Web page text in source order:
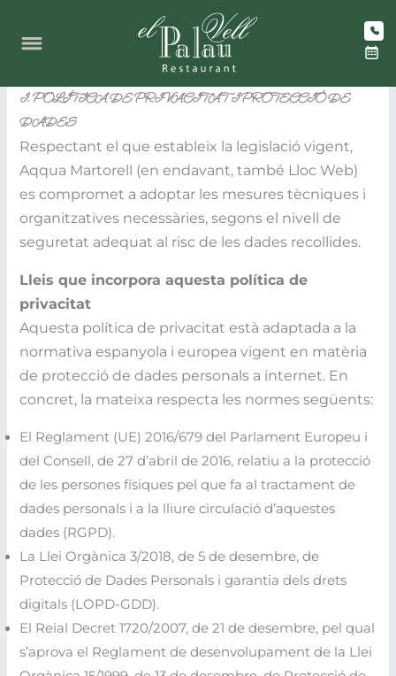
I. POLÍTICA DE PRIVACITAT I PROTECCIÓ DE
DADES
Respectant el que estableix la legislació vigent,
Aqqua Martorell (en endavant, també Lloc Web)
es compromet a adoptar les mesures tècniques i
organitzatives necessàries, segons el nivell de
seguretat adequat al risc de les dades recollides.
Lleis que incorpora aquesta política de
privacitat
Aquesta política de privacitat està adaptada a la
normativa espanyola i europea vigent en matèria
de protecció de dades personals a internet. En
concret, la mateixa respecta les normes següents:
El Reglament (UE) 2016/679 del Parlament Europeu i
del Consell, de 27 d’abril de 2016, relatiu a la protecció
de les persones físiques pel que fa al tractament de
dades personals i a la lliure circulació d’aquestes
dades (RGPD).
La Llei Orgànica 3/2018, de 5 de desembre, de
Protecció de Dades Personals i garantia dels drets
digitals (LOPD-GDD).
El Reial Decret 1720/2007, de 21 de desembre, pel qual
s’aprova el Reglament de desenvolupament de la Llei